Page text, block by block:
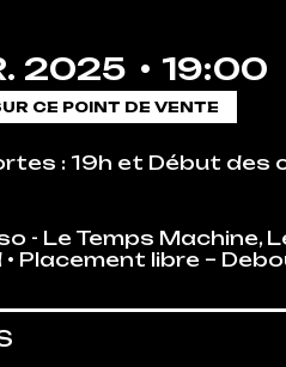
2025 19:00
CE POINT DE VENTE
: 19h et Début des
- Le Temps Machine,
• Placement libre –